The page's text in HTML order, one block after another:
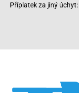
Příplatek za jiný úchyt: